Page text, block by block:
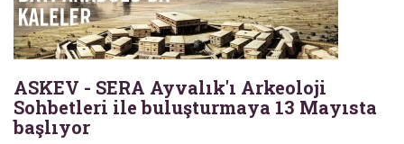
ASKEV - SERA Ayvalık'ı Arkeoloji
Sohbetleri ile buluşturmaya 13 Mayısta
başlıyor